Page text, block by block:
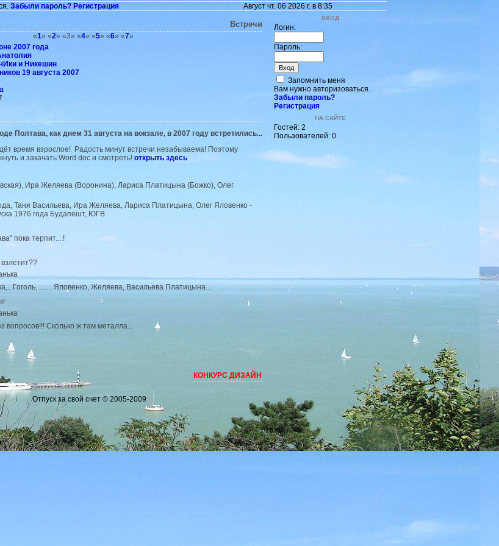
Забыли пароль? Регистрация Август чт. 06 2026 г. в 8:35
Встречи
«1» «2» «3» «4» «5» «6» «7»
2007 года
и Никешин
19 августа 2007
Полтава, как днем 31 августа на вокзале, в 2007 году встретились...
время взрослое! Радость минут встречи незабываема! Поэтому
и закачать Word doc и смотреть! открыть здесь
Таня Васильева, Ира Желяева, Лариса Платицына, Олег Яловенко -
1976 года Будапешт, ЮГВ
пока терпит....!
Гоголь,........ Яловенко, Желяева, Васильева Платицына...
вопросов!!! Сколько ж там металла....
КОНКУРС ДИЗАЙНА - ваши ФОТО в фотошопе!!!! !
ВХОД
Логин:
Пароль:
Запомнить меня
Вам нужно авторизоваться.
Забыли пароль?
Регистрация
НА САЙТЕ
Гостей: 2
Пользователей: 0
Отпуск за свой счет © 2005-2009